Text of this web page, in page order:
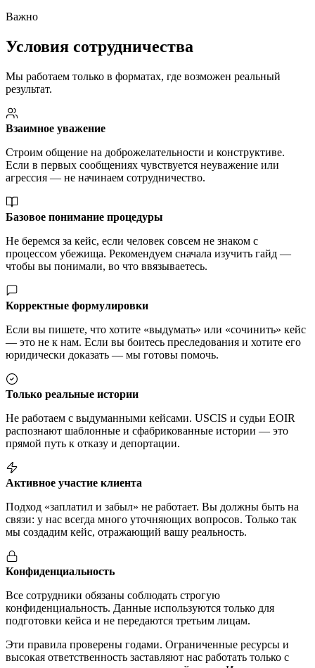
Важно
Условия сотрудничества
Мы работаем только в форматах, где возможен реальный
результат.
Взаимное уважение
Строим общение на доброжелательности и конструктиве.
Если в первых сообщениях чувствуется неуважение или
агрессия — не начинаем сотрудничество.
Базовое понимание процедуры
Не беремся за кейс, если человек совсем не знаком с
процессом убежища. Рекомендуем сначала изучить гайд —
чтобы вы понимали, во что ввязываетесь.
Корректные формулировки
Если вы пишете, что хотите «выдумать» или «сочинить» кейс
— это не к нам. Если вы боитесь преследования и хотите его
юридически доказать — мы готовы помочь.
Только реальные истории
Не работаем с выдуманными кейсами. USCIS и судьи EOIR
распознают шаблонные и сфабрикованные истории — это
прямой путь к отказу и депортации.
Активное участие клиента
Подход «заплатил и забыл» не работает. Вы должны быть на
связи: у нас всегда много уточняющих вопросов. Только так
мы создадим кейс, отражающий вашу реальность.
Конфиденциальность
Все сотрудники обязаны соблюдать строгую
конфиденциальность. Данные используются только для
подготовки кейса и не передаются третьим лицам.
Эти правила проверены годами. Ограниченные ресурсы и
высокая ответственность заставляют нас работать только с